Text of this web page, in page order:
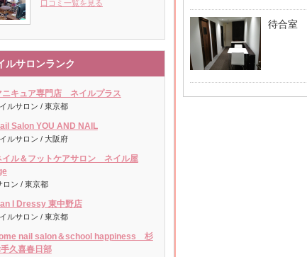
待合室
口コミ一覧を見る
ルサロンランク
ニキュア専門店 ネイルプラス
ルサロン / 東京都
Salon YOU AND NAIL
ルサロン / 大阪府
イル＆フットケアサロン ネイル屋
ン / 東京都
I Dressy 東中野店
ルサロン / 東京都
nail salon＆school happiness 杉
手久喜春日部